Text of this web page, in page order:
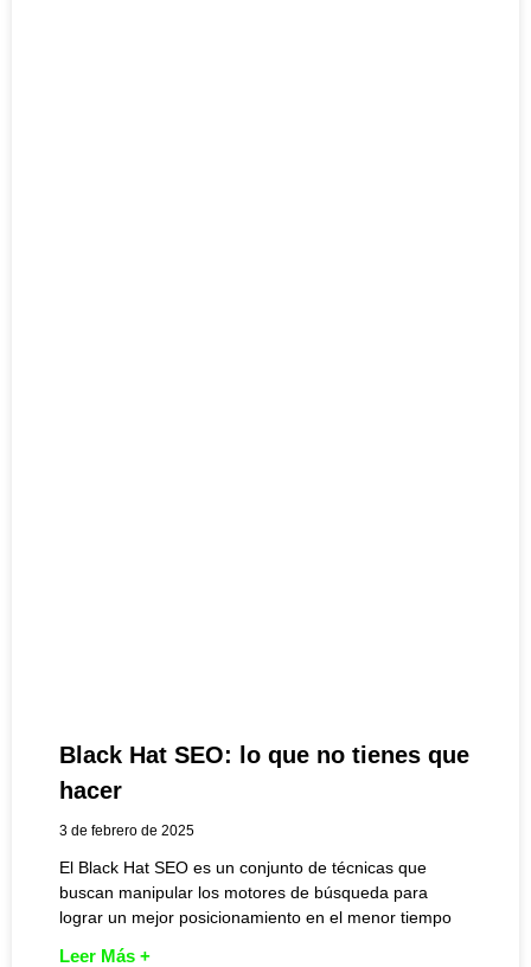
Black Hat SEO: lo que no tienes que
hacer
3 de febrero de 2025
El Black Hat SEO es un conjunto de técnicas que
buscan manipular los motores de búsqueda para
lograr un mejor posicionamiento en el menor tiempo
Leer Más +